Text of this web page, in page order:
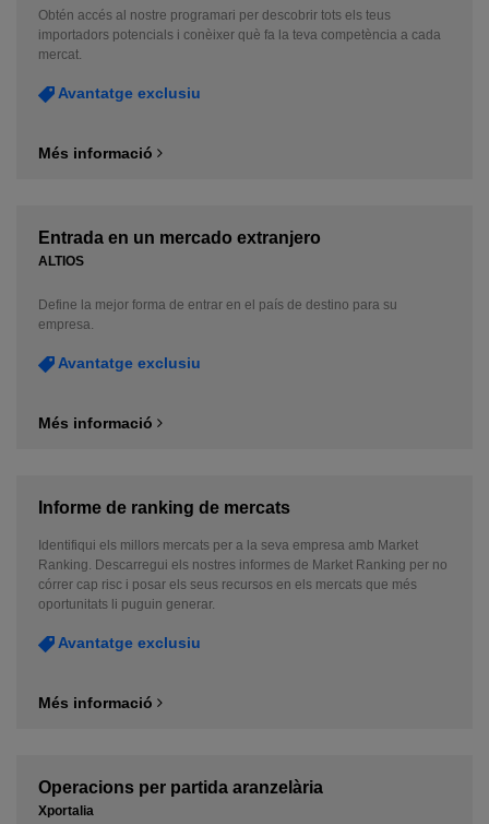
Obtén accés al nostre programari per descobrir tots els teus
importadors potencials i conèixer què fa la teva competència a cada
mercat.
Avantatge exclusiu
Més informació
Entrada en un mercado extranjero
ALTIOS
Define la mejor forma de entrar en el país de destino para su
empresa.
Avantatge exclusiu
Més informació
Informe de ranking de mercats
Identifiqui els millors mercats per a la seva empresa amb Market
Ranking. Descarregui els nostres informes de Market Ranking per no
córrer cap risc i posar els seus recursos en els mercats que més
oportunitats li puguin generar.
Avantatge exclusiu
Més informació
Operacions per partida aranzelària
Xportalia